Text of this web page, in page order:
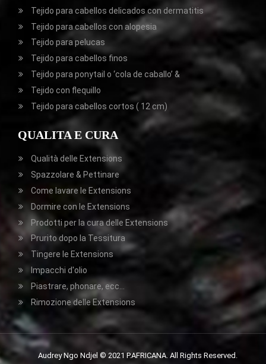
Tejido para cabellos delicados con dermatitis
Tejido para cabellos con alopesia
Tejido para pelucas
Tejido para cabellos finos
Tejido para ponytail o ‘cola de caballo’ &
Tejido con flequillo
Tejido para cabellos cortos ( 12 cm)
QUALITA E CURA
Qualità delle Extensions
Spazzolare & Pettinare
Come lavare le Extensions
Dormire con le Extensions
Prodotti per la cura delle Extensions
Prurito dopo la Tessitura
Tingere le Extensions
Impacchi d'olio
Piastrare, phonare, ecc...
Rimozione delle Extensions
Audrey Ngo Ndjel © 2021 P.AFRICANA. All Rights Reserved.